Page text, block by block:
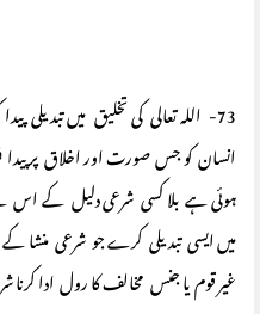
73- اللہ تعالی کی تخلیق میں
انسان کو جس صورت اور اخلاق پر
ہوئی ہے بلا کسی شرعی دلیل کے
میں ایسی تبدیلی کرے جو شرعی
غیر قوم یا جنس مخالف کا رول ادا